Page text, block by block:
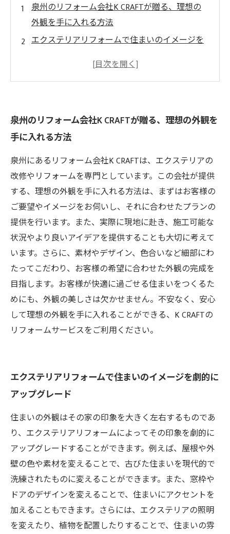
泉州のリフォーム会社K CRAFTが贈る、理想の
外観を手に入れる方法
エクステリアリフォームで住まいのイメージを
客様の声をご紹介
雰囲気やデザインに合わせた豊富な商品ライン
ナップで、あなたの憧れの住まいを叶える
泉州のリフォーム会社K CRAFTが贈る、理想の外観を
手に入れる方法
泉州にあるリフォーム会社K CRAFTは、エクステリアの
改修やリフォームを専門としています。この会社が提供
する、理想の外観を手に入れる方法は、まずはお客様の
ご要望やイメージをお伺いし、それに合わせたプランの
提供を行います。また、実際に現地に赴き、施工可能な
状況やより良いアイデアを提供することも大切に考えて
います。さらに、素材やデザイン、色合いなど細部にわ
たってこだわり、お客様の希望に合わせた外観の完成を
目指します。お客様が快適に過ごせる住まいをつくるた
めにも、外観の美しさは欠かせません。不安なく、安心
して理想の外観を手に入れることができる、K CRAFTの
リフォームサービスをご利用ください。
エクステリアリフォームで住まいのイメージを劇的に
アップグレード
住まいの外観はその家の印象を大きく左右するものであ
り、エクステリアリフォームによってその印象を劇的に
アップグレードすることができます。例えば、屋根や外
壁の色や素材を変えることで、古びた住まいを現代的で
洗練されたものに変えることができます。また、窓枠や
ドアのデザインを変えることで、住まいにアクセントを
加えることもできます。さらには、エクステリアの照明
を変えたり、植物を配置したりすることで、住まいの雰